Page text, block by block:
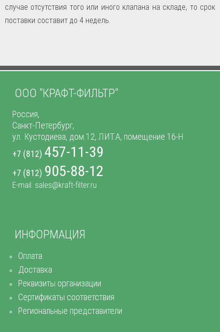
случае отсутствия того или иного клапана на складе, то срок
поставки составит до 4 недель.
ИНФОРМАЦИЯ
Оплата
Доставка
Реквизиты организации
Сертификаты соответствия
Региональные представители
ООО "КРАФТ-ФИЛЬТР"
Россия,
Санкт-Петербург,
ул. Кустодиева, дом.12, ЛИТ.А, помещение 16-Н
+7 (812) 457-11-39
+7 (812) 905-88-12
E-mail: sales@kraft-filter.ru